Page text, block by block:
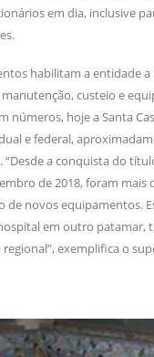
em dia, inclusive
habilitam a entidade a
custeio e
números, hoje a Santa
e federal,
“Desde a conquista do
de 2018, foram mais
de novos equipamentos.
em outro patamar,
regional”, exemplifica o